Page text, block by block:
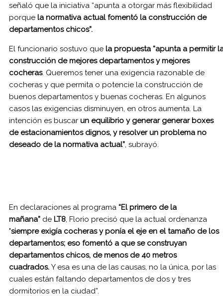
señaló que la iniciativa “apunta a otorgar más flexibilidad
porque la normativa actual fomentó la construcción de
departamentos chicos”.
El funcionario sostuvo que la propuesta “apunta a permitir
construcción de mejores departamentos y mejores
cocheras. Queremos tener una exigencia razonable de
cocheras y que permita o potencie la construcción de
buenos departamentos y buenas cocheras. En algunos
casos las exigencias disminuyen, en otros aumenta. La
intención es buscar un equilibrio y generar generar boxes
de estacionamientos dignos, y resolver un problema no
deseado de la normativa actual”, subrayó.
En declaraciones al programa “El primero de la
mañana” de LT8, Florio precisó que la actual ordenanza
"siempre exigía cocheras y ponía el eje en el tamaño de los
departamentos; eso fomentó a que se construyan
departamentos chicos, de menos de 40 metros
cuadrados. Y esa es una de las causas, no la única, por las
cuales están faltando departamentos de dos y tres
dormitorios en la ciudad”.